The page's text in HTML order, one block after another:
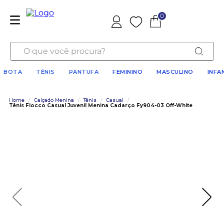
Favoritos
0
O que você procura?
BOTA TÊNIS PANTUFA FEMININO MASCULINO
Home / Calçado Menina / Tênis / Casual
/
Tênis Fiocco Casual Juvenil Menina Cadarço Fy904-03 Off-White